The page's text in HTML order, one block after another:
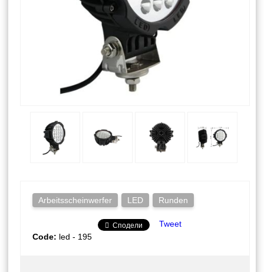
Arbeitsscheinwerfer LED Runden
Сподели
Tweet
Code: led - 195